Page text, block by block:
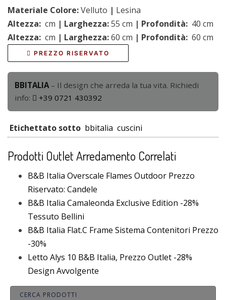
Materiale Colore:Velluto | Lesina
Altezza: cm | Larghezza:55 cm | Profondità: 40 cm
Altezza: cm | Larghezza:60 cm | Profondità: 60 cm
PREZZO RISERVATO
BBITALIA – Il design che arreda la tua vita. Richiedi
info:
+39 0721 430392
Etichettato sotto bbitalia cuscini
Prodotti Outlet Arredamento Correlati
B&B Italia Overscale Flames Outdoor Prezzo
Riservato: Candele
B&B Italia Camaleonda Exclusive Edition -28%
Tessuto Bellini
B&B Italia Flat.C Frame Sistema Contenitori Prezzo
-30%
Letto Alys 10 B&B Italia, Prezzo Outlet -28%
Design Avvolgente